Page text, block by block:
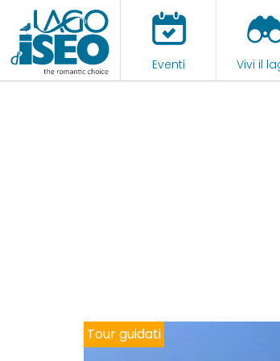
Eventi Vivi il
Tour guidati